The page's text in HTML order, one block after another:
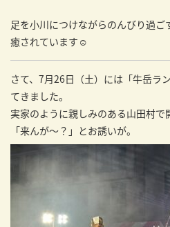
足を小川につけながらのんびり過
癒されています☺️
さて、7月26日（土）には「牛岳ラ
てきました。
実家のように親しみのある山田村で
「来んが〜？」とお誘いが。